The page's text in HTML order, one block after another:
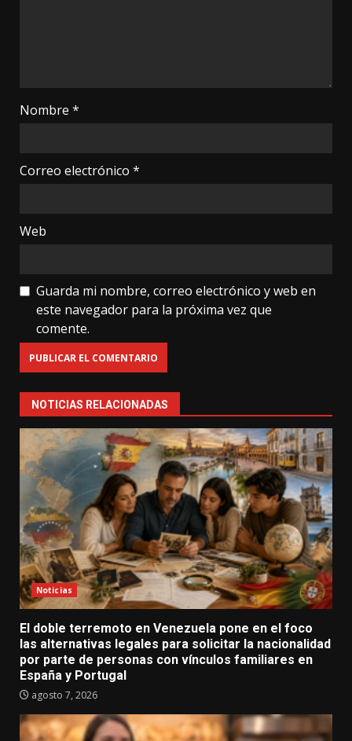
Nombre *
Correo electrónico *
Web
Guarda mi nombre, correo electrónico y web en
este navegador para la próxima vez que
comente.
NOTICIAS RELACIONADAS
Noticias
El doble terremoto en Venezuela pone en el foco
las alternativas legales para solicitar la nacionalidad
por parte de personas con vínculos familiares en
España y Portugal
agosto 7, 2026